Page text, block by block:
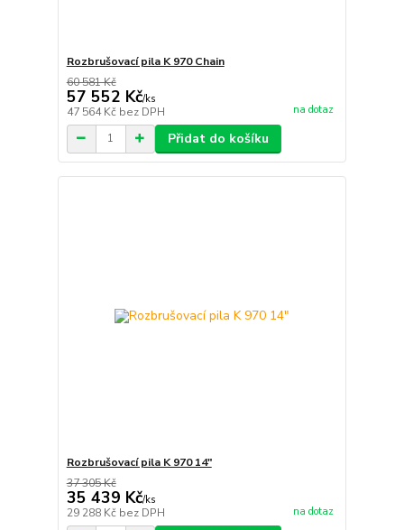
Rozbrušovací pila K 970 Chain
60 581 Kč
57 552 Kč/ks
47 564 Kč bez DPH na dotaz
Přidat do košíku
Rozbrušovací pila K 970 14"
37 305 Kč
35 439 Kč/ks
29 288 Kč bez DPH na dotaz